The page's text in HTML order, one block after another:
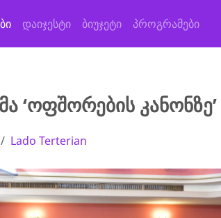
დაიჯესტი ბიუჯეტი პროგრამები
‘ოფშორების
Lado Terterian